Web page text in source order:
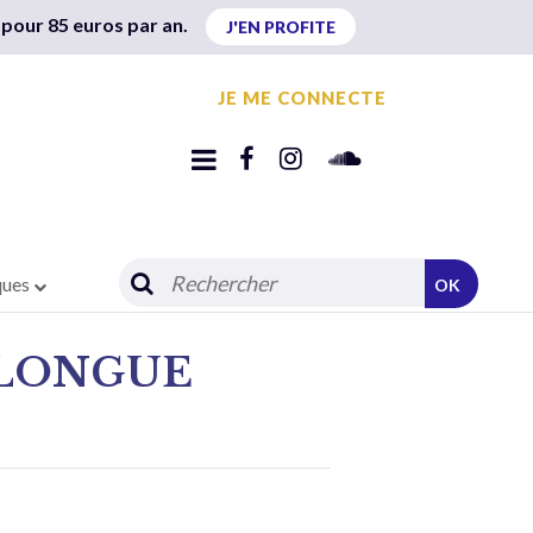
85 euros par an. J'EN PROFITE
JE ME CONNECTE
OK